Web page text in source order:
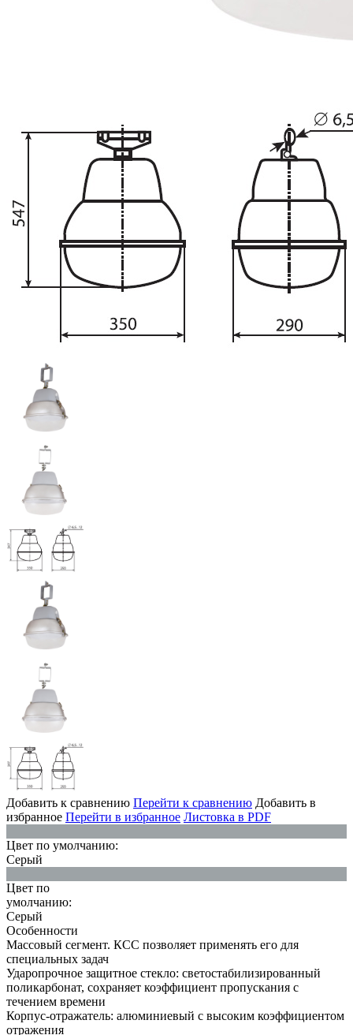
Добавить к сравнению Перейти к сравнению Добавить в
избранное Перейти в избранное Листовка в PDF
Цвет по умолчанию:
Серый
Цвет по
умолчанию:
Серый
Особенности
Массовый сегмент. КСС позволяет применять его для
специальных задач
Ударопрочное защитное стекло: светостабилизированный
поликарбонат, сохраняет коэффициент пропускания с
течением времени
Корпус-отражатель: алюминиевый с высоким коэффициентом
отражения